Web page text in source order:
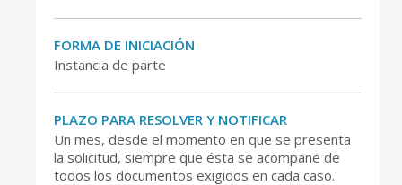
CONSELL DE MALLORCA
MALLORCA.ES
TRANSPARENCIA
FORMA DE INICIACIÓN
Instancia de parte
PLAZO PARA RESOLVER Y NOTIFICAR
Un mes, desde el momento en que se presenta
la solicitud, siempre que ésta se acompañe de
todos los documentos exigidos en cada caso.